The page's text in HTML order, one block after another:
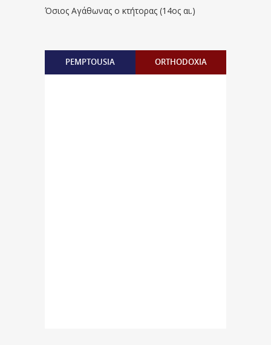
Όσιος Αγάθωνας ο κτήτορας (14ος αι.)
PEMPTOUSIA ORTHODOXIA